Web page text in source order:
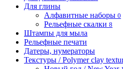
Для глины
Алфавитные наборы 0
Рельефные скалки 8
Штампы для мыла
Рельефные печати
Датеры, нумераторы
Текстуры / Polymer clay